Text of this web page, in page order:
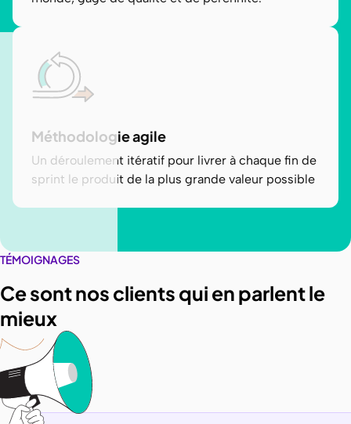
Méthodologie agile
Un déroulement itératif pour livrer à chaque fin de
sprint le produit de la plus grande valeur possible
TÉMOIGNAGES
Ce sont nos clients qui en parlent le
mieux